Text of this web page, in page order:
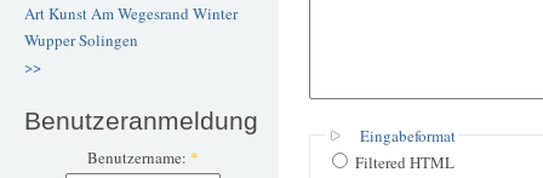
ArtKunstAm Wegesrand Winter
WupperSolingen
>>
Benutzeranmeldung
Benutzername: *
Eingabeformat
Filtered HTML